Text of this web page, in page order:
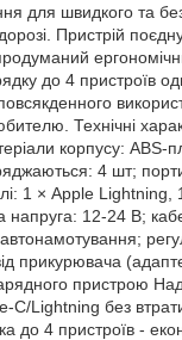
для швидкого та
Пристрій
продуманий
до 4 пристроїв
Технічні
корпусу: ABS-
4 шт;
1 × Apple Lightning,
напруга: 12-24 В;
прикурювача
пристрою
C/Lightning без
до 4 пристроїв -